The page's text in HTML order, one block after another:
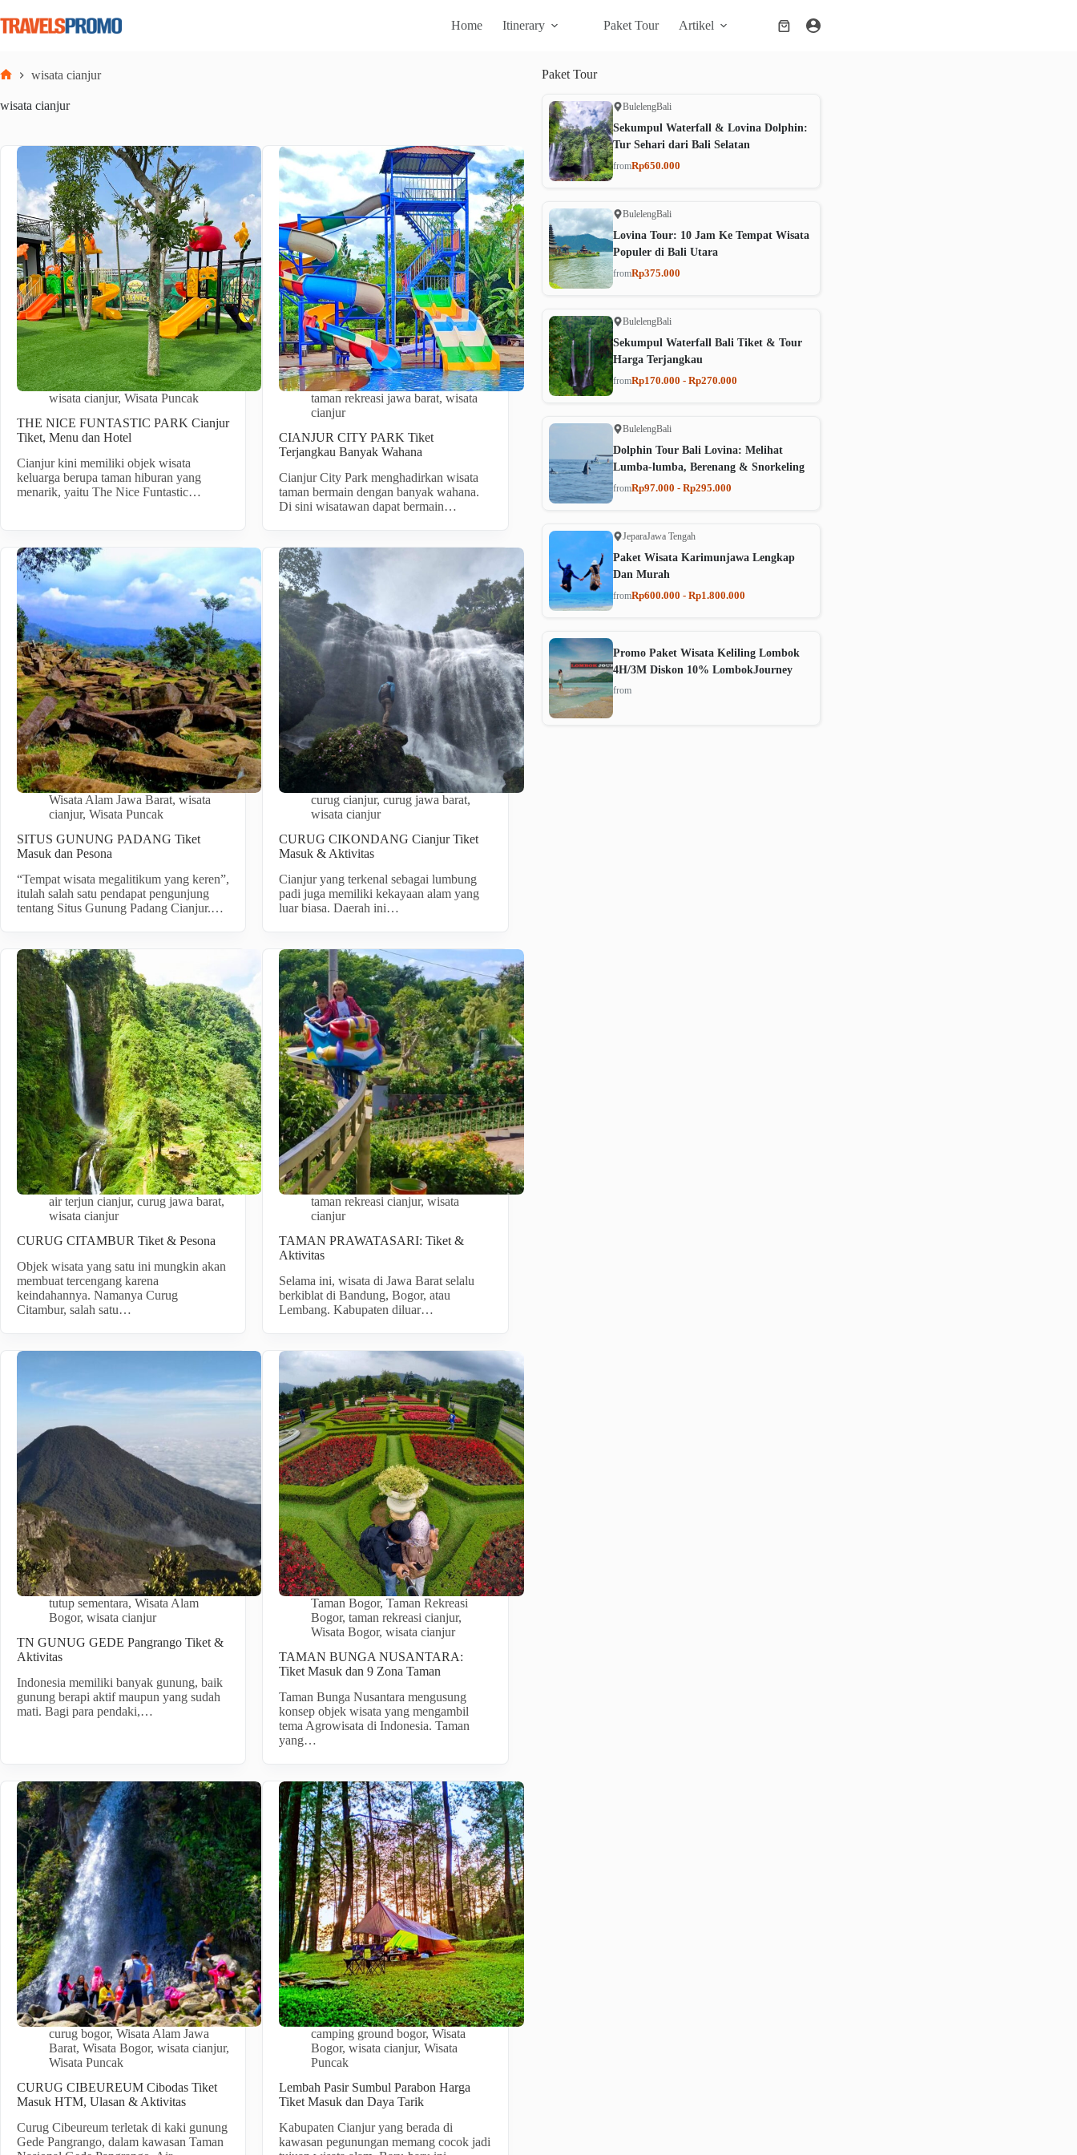
to
content
Home Itinerary Paket Tour Artikel
Shopping
wisata cianjur
wisata cianjur
wisata cianjur, Wisata Puncak
THE NICE FUNTASTIC PARK Cianjur
Tiket, Menu dan Hotel
Cianjur kini memiliki objek wisata
keluarga berupa taman hiburan yang
menarik, yaitu The Nice Funtastic…
taman rekreasi jawa barat,wisata
cianjur
CIANJUR CITY PARK Tiket
Terjangkau Banyak Wahana
Cianjur City Park menghadirkan wisata
taman bermain dengan banyak wahana.
Di sini wisatawan dapat bermain…
Wisata Alam Jawa Barat, wisata
cianjur, Wisata Puncak
SITUS GUNUNG PADANG Tiket
Masuk dan Pesona
“Tempat wisata megalitikum yang keren”,
itulah salah satu pendapat pengunjung
tentang Situs Gunung Padang Cianjur.…
curug cianjur,curug jawa barat,
wisata cianjur
CURUG CIKONDANG Cianjur Tiket
Masuk & Aktivitas
Cianjur yang terkenal sebagai lumbung
padi juga memiliki kekayaan alam yang
luar biasa. Daerah ini…
air terjun cianjur, curug jawa barat,
wisata cianjur
CURUG CITAMBUR Tiket & Pesona
Objek wisata yang satu ini mungkin akan
membuat tercengang karena
keindahannya. Namanya Curug
Citambur, salah satu…
taman rekreasi cianjur,wisata
cianjur
TAMAN PRAWATASARI: Tiket &
Aktivitas
Selama ini, wisata di Jawa Barat selalu
berkiblat di Bandung, Bogor, atau
Lembang. Kabupaten diluar…
tutup sementara, Wisata Alam
Bogor, wisata cianjur
TN GUNUG GEDE Pangrango Tiket &
Aktivitas
Indonesia memiliki banyak gunung, baik
gunung berapi aktif maupun yang sudah
mati. Bagi para pendaki,…
Taman Bogor,Taman Rekreasi
Bogor,taman rekreasi cianjur,
Wisata Bogor,wisata cianjur
TAMAN BUNGA NUSANTARA:
Tiket Masuk dan 9 Zona Taman
Taman Bunga Nusantara mengusung
konsep objek wisata yang mengambil
tema Agrowisata di Indonesia. Taman
yang…
curug bogor, Wisata Alam Jawa
Barat, Wisata Bogor, wisata cianjur,
Wisata Puncak
CURUG CIBEUREUM Cibodas Tiket
Masuk HTM, Ulasan & Aktivitas
Curug Cibeureum terletak di kaki gunung
Gede Pangrango, dalam kawasan Taman
camping ground bogor,Wisata
Bogor,wisata cianjur,Wisata
Puncak
Lembah Pasir Sumbul Parabon Harga
Tiket Masuk dan Daya Tarik
Kabupaten Cianjur yang berada di
kawasan pegunungan memang cocok jadi
Paket Tour
BulelengBali
Sekumpul Waterfall & Lovina Dolphin:
Tur Sehari dari Bali Selatan
fromRp650.000
BulelengBali
Lovina Tour: 10 Jam Ke Tempat Wisata
Populer di Bali Utara
fromRp375.000
BulelengBali
Sekumpul Waterfall Bali Tiket & Tour
Harga Terjangkau
fromRp170.000 - Rp270.000
BulelengBali
Dolphin Tour Bali Lovina: Melihat
Lumba-lumba, Berenang & Snorkeling
fromRp97.000 - Rp295.000
JeparaJawa Tengah
Paket Wisata Karimunjawa Lengkap
Dan Murah
fromRp600.000 - Rp1.800.000
Promo Paket Wisata Keliling Lombok
4H/3M Diskon 10% LombokJourney
from